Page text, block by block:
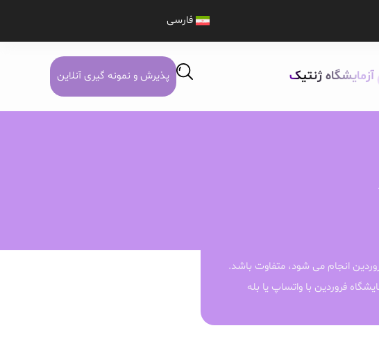
فارسی
آزمایشگاه ژنتیک پذیرش و نمونه گیری آنلاین
انجام می شود، متفاوت باشد.
فروردین با واتساپ یا بله